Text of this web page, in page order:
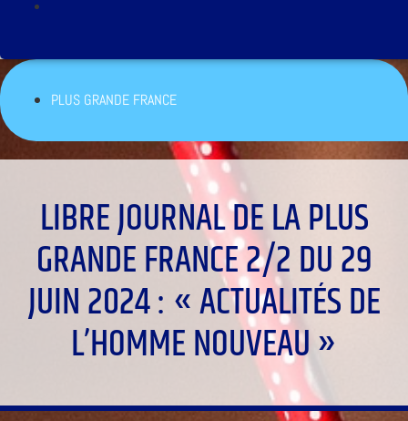
PLUS GRANDE FRANCE
LIBRE JOURNAL DE LA PLUS
GRANDE FRANCE 2/2 DU 29
JUIN 2024 : « ACTUALITÉS DE
L’HOMME NOUVEAU »